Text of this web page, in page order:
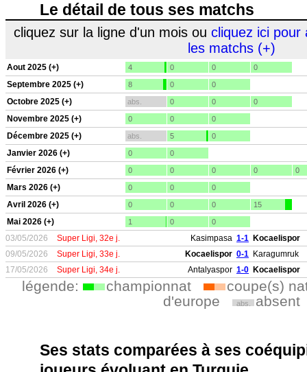
Le détail de tous ses matchs
cliquez sur la ligne d'un mois ou cliquez ici pour
les matchs (+)
Aout 2025 (+) 4 0 0 0
Septembre 2025 (+) 8 0 0
Octobre 2025 (+) abs. 0 0 0
Novembre 2025 (+) 0 0 0
Décembre 2025 (+) abs. 5 0
Janvier 2026 (+) 0 0
Février 2026 (+) 0 0 0 0 0
Mars 2026 (+) 0 0 0
Avril 2026 (+) 0 0 0 15
Mai 2026 (+) 1 0 0
03/05/2026 Super Ligi, 32e j. Kasimpasa 1-1 Kocaelispor
09/05/2026
Super Ligi, 33e j. Kocaelispor 0-1 Karagumruk
17/05/2026
Super Ligi, 34e j. Antalyaspor 1-0 Kocaelispor
légende: championnat
coupe(s)
d'europe
abs. absent
Ses stats comparées à ses